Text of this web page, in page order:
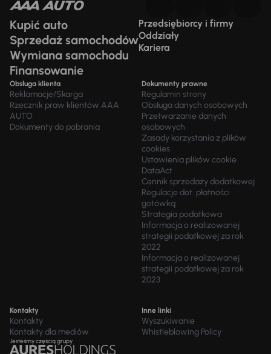
Kupić auto
Sprzedaż samochodów
Wymiana samochodu
Finansowanie
Przedsiębiorcy i firmy
Oddziały
Kariera
Obsługa klienta
Reklamacje/Skarga
Rzecznik praw klientów AAA
AUTO
Dokumenty do pobrania
Dokumenty prawne
Regulamin strony
Obsługa danych osobowych
Przetwarzanie danych
osobowych
Zasady korzystania z plików
cookies
Ustawienia plików cookie
DataAct
Cennik sprzedaży dodatkowej
Regulacje dot. płatności
gotówką
Strategia podatkowa
Informacja o realizowanej
strategii podatkowej za rok
2022
Informacja o realizowanej
strategii podatkowej za rok
2023
Kontakty
Kontakty
Kontakty dla mediów
Inne linki
Wyszukiwanie
Whistleblowing Policy
Jesteśmy częścią grupy